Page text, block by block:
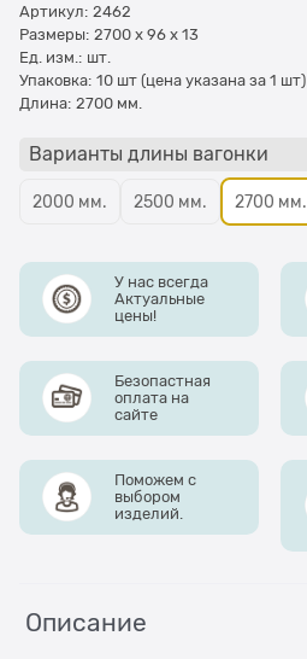
Артикул: 2462
Размеры: 2700 x 96 x 13
Ед. изм.: шт.
Упаковка: 10 шт (цена указана за 1 шт)
Длина: 2700 мм.
Варианты длины вагонки
2000 мм. 2500 мм. 2700 мм.
У нас всегда
Актуальные
цены!
Безопастная
оплата на
сайте
Поможем с
выбором
изделий.
Описание